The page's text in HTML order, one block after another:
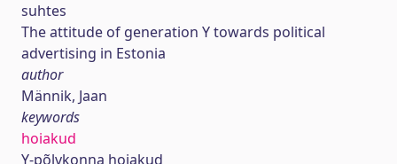
suhtes
The attitude of generation Y towards political
advertising in Estonia
author
Männik, Jaan
keywords
hoiakud
Y-põlvkonna hoiakud